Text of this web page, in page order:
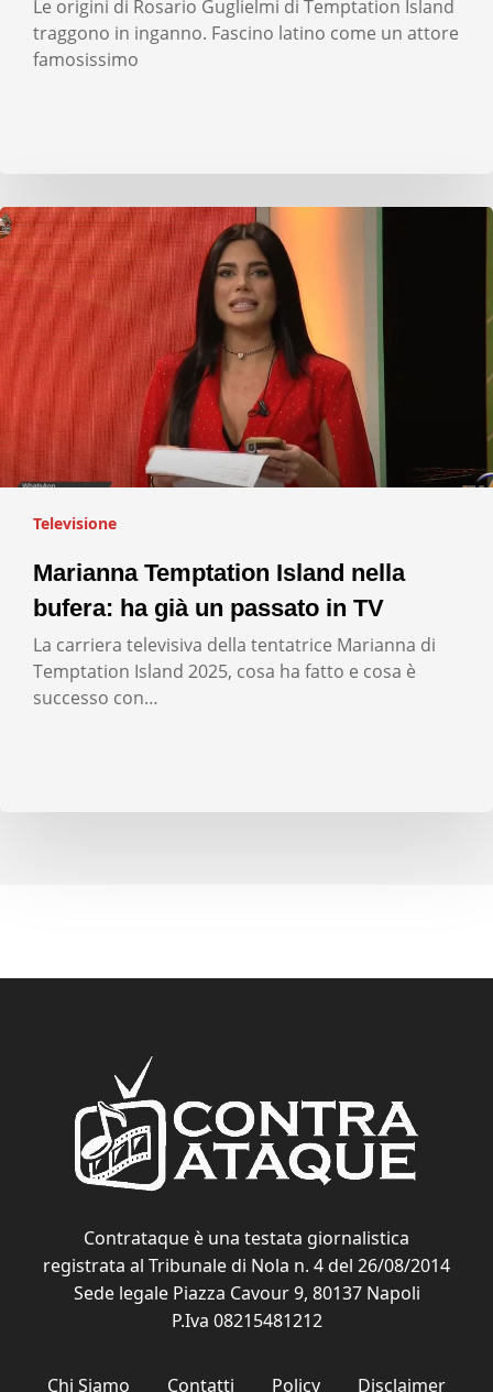
Le origini di Rosario Guglielmi di Temptation Island
traggono in inganno. Fascino latino come un attore
famosissimo
Televisione
Marianna Temptation Island nella
bufera: ha già un passato in TV
La carriera televisiva della tentatrice Marianna di
Temptation Island 2025, cosa ha fatto e cosa è
successo con…
Contrataque è una testata giornalistica
registrata al Tribunale di Nola n. 4 del 26/08/2014
Sede legale Piazza Cavour 9, 80137 Napoli
P.Iva 08215481212
Chi Siamo Contatti Policy Disclaimer